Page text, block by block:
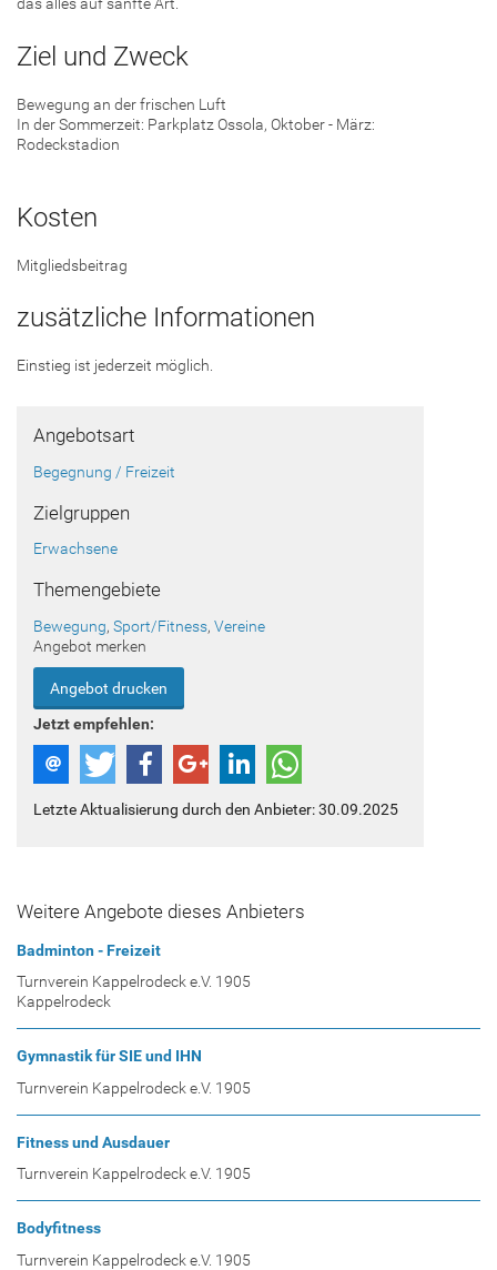
das alles auf sanfte Art.
Ziel und Zweck
Bewegung an der frischen Luft
In der Sommerzeit: Parkplatz Ossola, Oktober - März:
Rodeckstadion
Kosten
Mitgliedsbeitrag
zusätzliche Informationen
Einstieg ist jederzeit möglich.
Angebotsart
Begegnung / Freizeit
Zielgruppen
Erwachsene
Themengebiete
Bewegung, Sport/Fitness, Vereine
Angebot merken
Angebot drucken
Jetzt empfehlen:
Letzte Aktualisierung durch den Anbieter: 30.09.2025
Weitere Angebote dieses Anbieters
Badminton - Freizeit
Turnverein Kappelrodeck e.V. 1905
Kappelrodeck
Gymnastik für SIE und IHN
Turnverein Kappelrodeck e.V. 1905
Fitness und Ausdauer
Turnverein Kappelrodeck e.V. 1905
Bodyfitness
Turnverein Kappelrodeck e.V. 1905